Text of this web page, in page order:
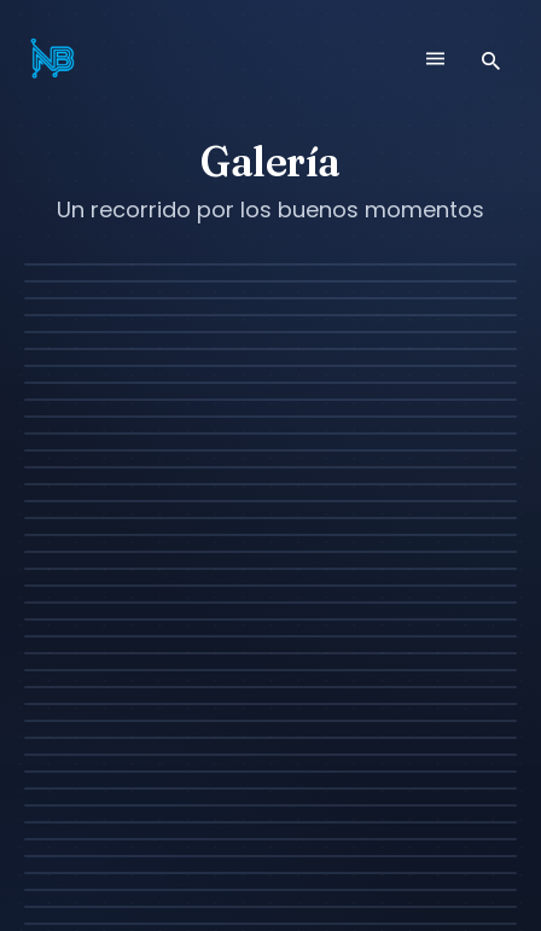
Galería
Un recorrido por los buenos momentos